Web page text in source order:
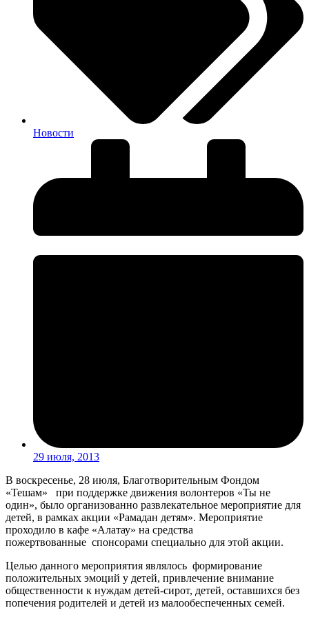
Новости
29 июля, 2013
В воскресенье, 28 июля, Благотворительным Фондом
«Тешам» при поддержке движения волонтеров «Ты не
один», было организованно развлекательное мероприятие для
детей, в рамках акции «Рамадан детям». Мероприятие
проходило в кафе «Алатау» на средства
пожертвованные спонсорами специально для этой акции.
Целью данного мероприятия являлось формирование
положительных эмоций у детей, привлечение внимание
общественности к нуждам детей-сирот, детей, оставшихся без
попечения родителей и детей из малообеспеченных семей.